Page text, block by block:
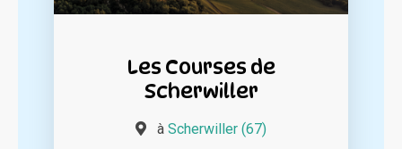
Les Courses de
Scherwiller
à Scherwiller (67)